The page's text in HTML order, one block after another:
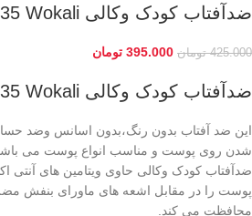
ضدآفتاب کودک وکالی Spf+35 Wokali اصلی
425.000 تومان 395.000 تومان
ضدآفتاب کودک وکالی Spf+35 Wokali اصلی
این ضد آفتاب بدون رنگ،بدون اسانس وضد
شدن روی پوست و مناسب انواع پوست می
ضدآفتاب کودک وکالی حاوی ویتامین های آنتی
محافظت می کند‌.